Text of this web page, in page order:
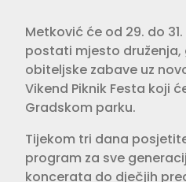
Metković će od 29. do
postati mjesto druženja,
obiteljske zabave uz
Vikend Piknik Festa koji
Gradskom parku.
Tijekom tri dana
program za sve
koncerata do dječjih